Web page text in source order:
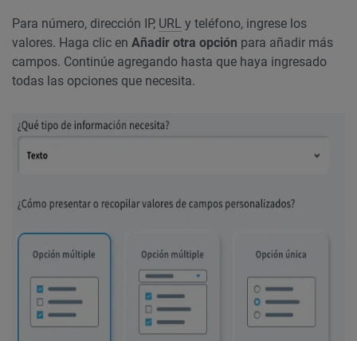
Para número, dirección IP, URL y teléfono, ingrese los
valores. Haga clic en Añadir otra opción para añadir más
campos. Continúe agregando hasta que haya ingresado
todas las opciones que necesita.